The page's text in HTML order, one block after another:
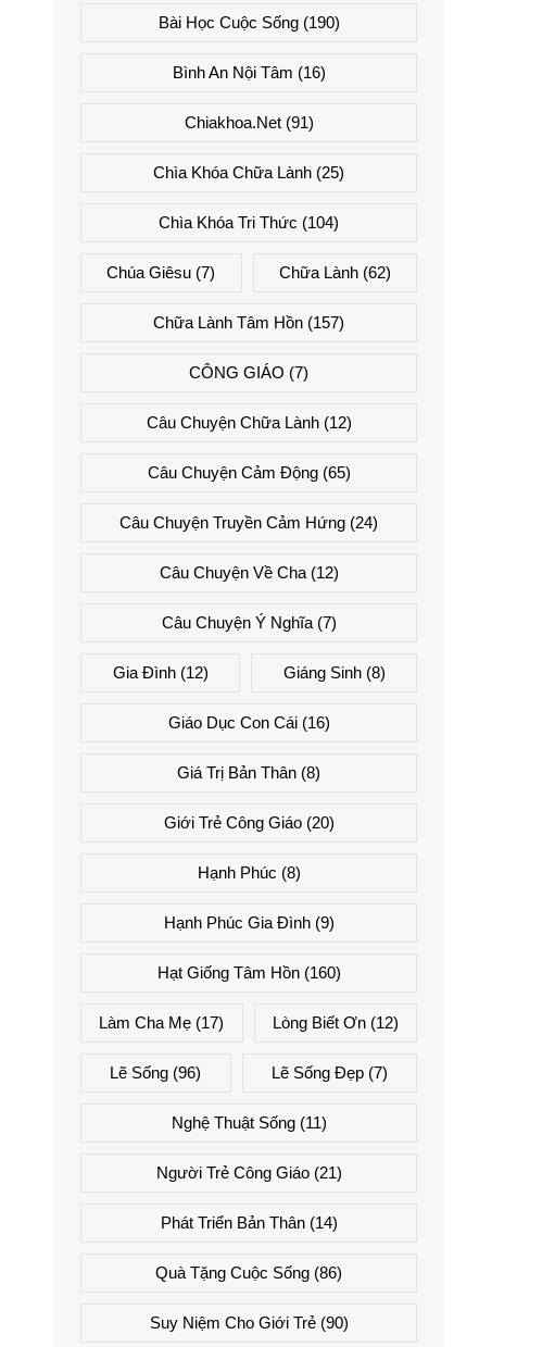
Bài Học Cuộc Sống(190)
Bình An Nội Tâm (16)
Chiakhoa.net(91)
Chìa Khóa Chữa Lành (25)
Chìa Khóa Tri Thức (104)
Chúa Giêsu (7) Chữa Lành(62)
Chữa Lành Tâm Hồn (157)
CÔNG GIÁO (7)
Câu Chuyện Chữa Lành(12)
Câu Chuyện Cảm Động(65)
Câu Chuyện Truyền Cảm Hứng (24)
Câu Chuyện Về Cha(12)
Câu Chuyện Ý Nghĩa(7)
Gia Đình(12) Giáng Sinh(8)
Giáo Dục Con Cái(16)
Giá Trị Bản Thân (8)
Giới Trẻ Công Giáo(20)
Hạnh Phúc (8)
Hạnh Phúc Gia Đình(9)
Hạt Giống Tâm Hồn(160)
Làm Cha Mẹ (17) Lòng Biết Ơn(12)
Lẽ Sống (96) Lẽ Sống Đẹp(7)
Nghệ Thuật Sống(11)
Người Trẻ Công Giáo(21)
Phát Triển Bản Thân(14)
Quà Tặng Cuộc Sống (86)
Suy Niệm Cho Giới Trẻ(90)